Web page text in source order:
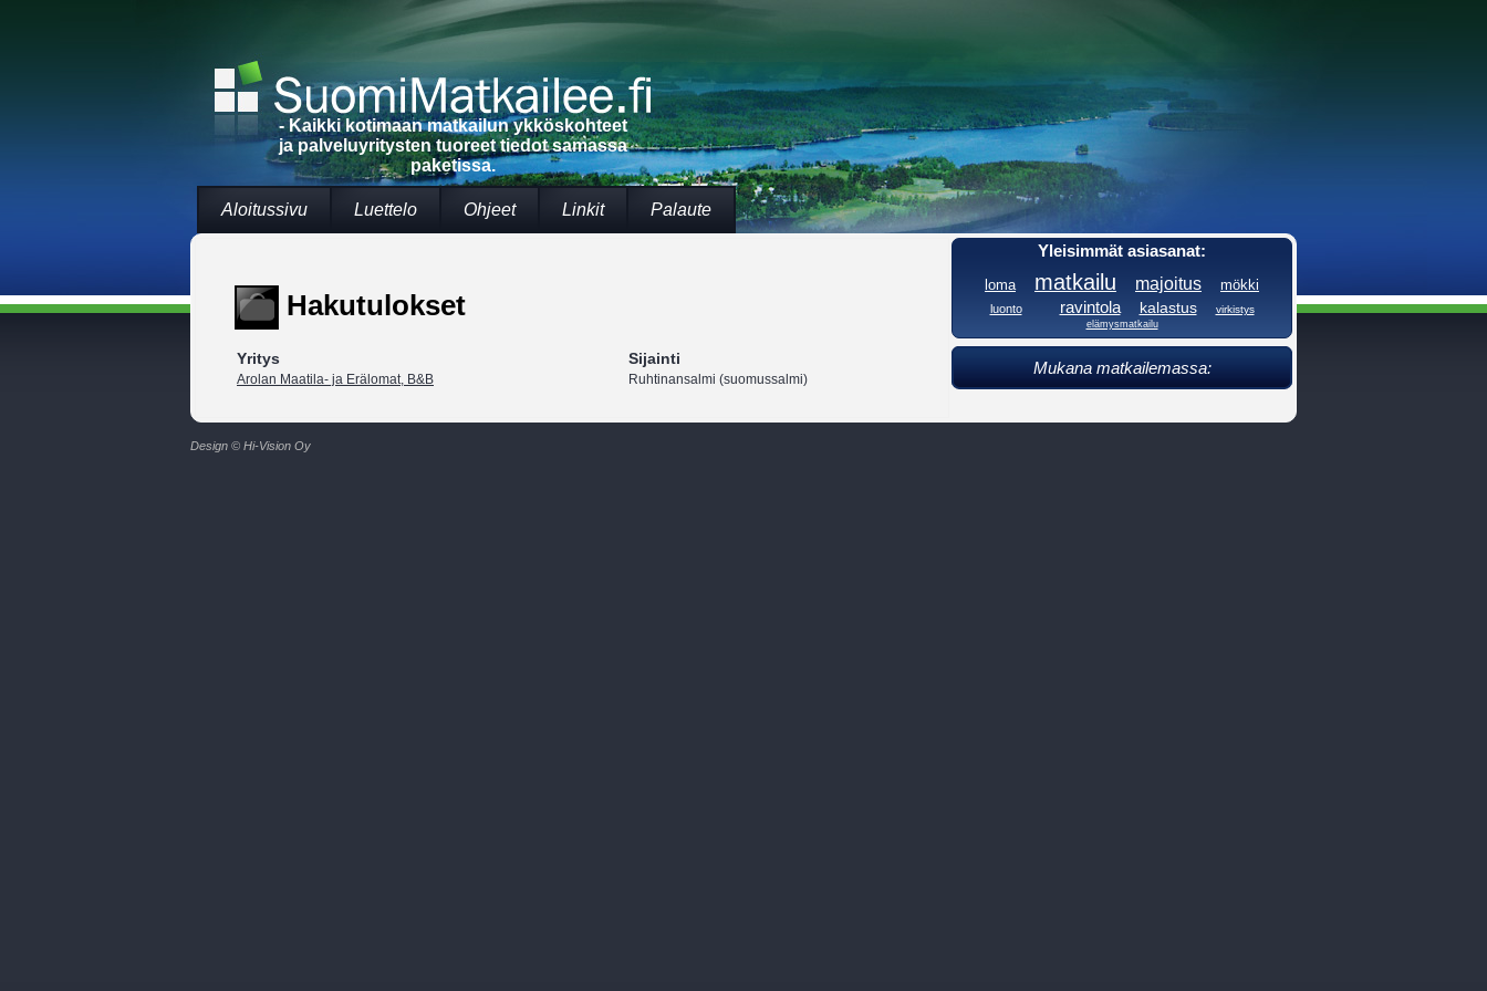
- Kaikki kotimaan matkailun ykköskohteet
ja palveluyritysten tuoreet tiedot samassa
paketissa.
Aloitussivu Luettelo Ohjeet Linkit Palaute
Hakutulokset
Yritys Sijainti
Arolan Maatila- ja Erälomat, B&B Ruhtinansalmi (suomussalmi)
Yleisimmät asiasanat:
loma matkailu majoitus mökki
luonto ravintola kalastus virkistys
elämysmatkailu
Mukana matkailemassa:
Design © Hi-Vision Oy